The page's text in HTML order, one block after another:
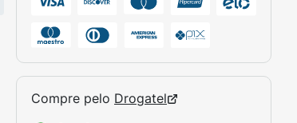
Compre pelo Drogatel